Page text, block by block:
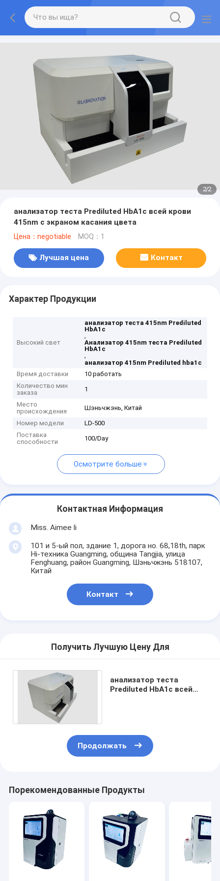
2/2
анализатор теста Prediluted HbA1c всей крови
415nm с экраном касания цвета
Цена：negotiable MOQ：1
Лучшая цена Контакт
Характер Продукции
Высокий свет
анализатор теста 415nm Prediluted
HbA1c
,
Анализатор 415nm теста Prediluted
HbA1c
,
анализатор 415nm Prediluted hba1c
Время доставки
10 работать
Количество мин
заказа
1
Место
происхождения
Шэньчжэнь, Китай
Номер модели
LD-500
Поставка
способности
100/Day
Осмотрите больше
Контактная Информация
Miss. Aimee li
101 и 5-ый пол, здание 1, дорога но. 68,18th, парк
Hi-техника Guangming, община Tangjia, улица
Fenghuang, район Guangming, Шэньчжэнь 518107,
Китай
Контакт
Получить Лучшую Цену Для
анализатор теста
Prediluted HbA1c всей
Продолжать
Порекомендованные Продукты